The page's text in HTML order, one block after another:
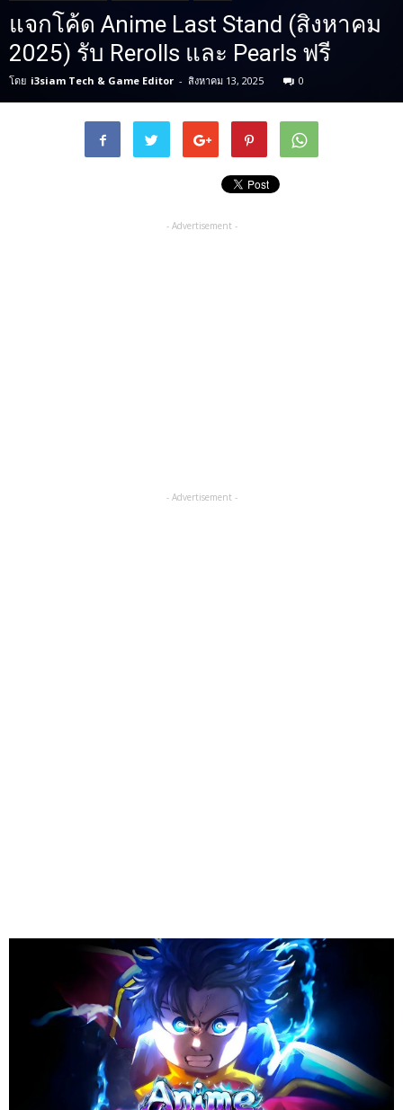
แจกโค้ด Anime Last Stand (สิงหาคม
2025) รับ Rerolls และ Pearls ฟรี
โดย i3siam Tech & Game Editor - สิงหาคม 13, 2025 0
- Advertisement -
- Advertisement -